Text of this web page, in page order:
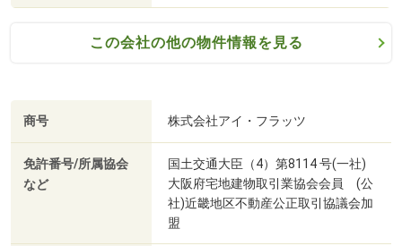
この会社の他の物件情報を見る
商号 株式会社アイ・フラッツ
免許番号/所属協会
など
国土交通大臣（4）第8114 号(一社)
大阪府宅地建物取引業協会会員 (公
社)近畿地区不動産公正取引協議会加
盟